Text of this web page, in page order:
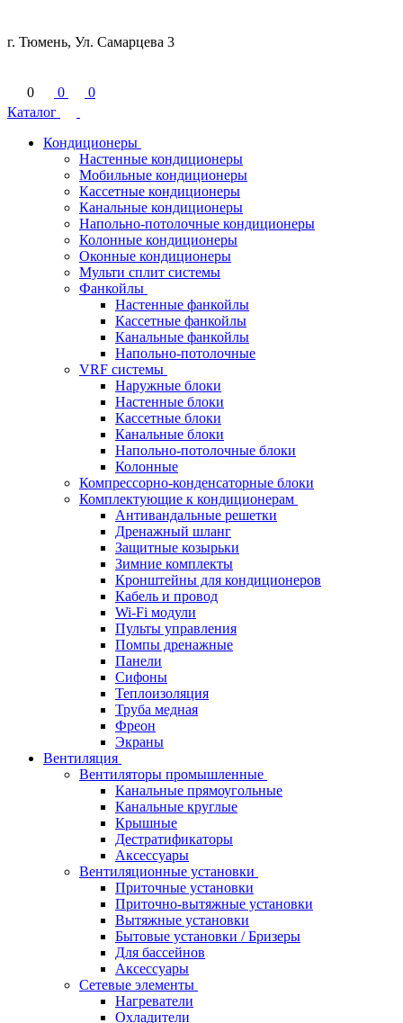
г. Тюмень, Ул. Самарцева 3
0 0
0
Каталог
Кондиционеры
Настенные кондиционеры
Мобильные кондиционеры
Кассетные кондиционеры
Канальные кондиционеры
Напольно-потолочные кондиционеры
Колонные кондиционеры
Оконные кондиционеры
Мульти сплит системы
Фанкойлы
Настенные фанкойлы
Кассетные фанкойлы
Канальные фанкойлы
Напольно-потолочные
VRF системы
Наружные блоки
Настенные блоки
Кассетные блоки
Канальные блоки
Напольно-потолочные блоки
Колонные
Компрессорно-конденсаторные блоки
Комплектующие к кондиционерам
Антивандальные решетки
Дренажный шланг
Защитные козырьки
Зимние комплекты
Кронштейны для кондиционеров
Кабель и провод
Wi-Fi модули
Пульты управления
Помпы дренажные
Панели
Сифоны
Теплоизоляция
Труба медная
Фреон
Экраны
Вентиляция
Вентиляторы промышленные
Канальные прямоугольные
Канальные круглые
Крышные
Дестратификаторы
Аксессуары
Вентиляционные установки
Приточные установки
Приточно-вытяжные установки
Вытяжные установки
Бытовые установки / Бризеры
Для бассейнов
Аксессуары
Сетевые элементы
Нагреватели
Охладители